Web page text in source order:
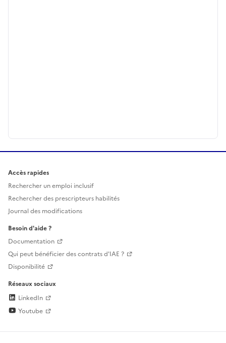
Accès rapides
Rechercher un emploi inclusif
Rechercher des prescripteurs habilités
Journal des modifications
Besoin d'aide ?
Documentation
Qui peut bénéficier des contrats d'IAE ?
Disponibilité
Réseaux sociaux
LinkedIn
Youtube